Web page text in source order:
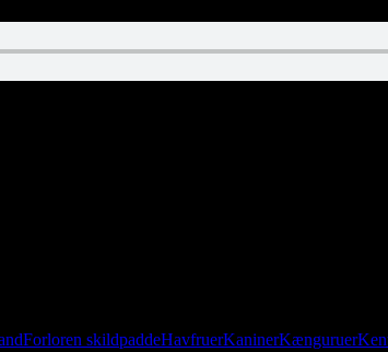
Forloren skildpaddeHavfruerKaninerKænguruer